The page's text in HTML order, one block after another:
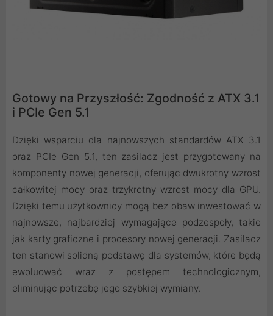
Gotowy na Przyszłość: Zgodność z ATX 3.1
i PCIe Gen 5.1
Dzięki wsparciu dla najnowszych standardów ATX 3.1
oraz PCIe Gen 5.1, ten zasilacz jest przygotowany na
komponenty nowej generacji, oferując dwukrotny wzrost
całkowitej mocy oraz trzykrotny wzrost mocy dla GPU.
Dzięki temu użytkownicy mogą bez obaw inwestować w
najnowsze, najbardziej wymagające podzespoły, takie
jak karty graficzne i procesory nowej generacji. Zasilacz
ten stanowi solidną podstawę dla systemów, które będą
ewoluować wraz z postępem technologicznym,
eliminując potrzebę jego szybkiej wymiany.